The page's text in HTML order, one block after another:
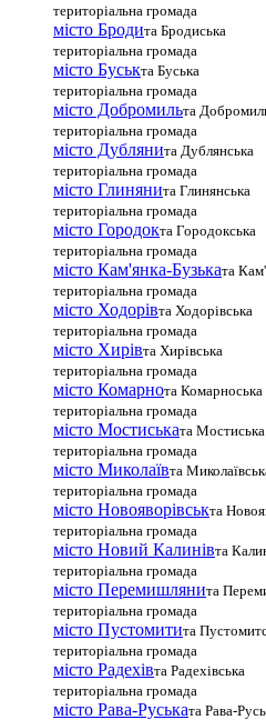
територіальна громада
місто Бродита Бродиська
територіальна громада
місто Буськта Буська
територіальна громада
місто Добромильта
територіальна громада
місто Дублянита Дублянська
територіальна громада
місто Глинянита Глинянська
територіальна громада
місто Городокта Городокська
територіальна громада
місто Кам'янка-Бузьката
територіальна громада
місто Ходорівта Ходорівська
територіальна громада
місто Хирівта Хирівська
територіальна громада
місто Комарнота Комарноська
територіальна громада
місто Мостиськата Мостиська
територіальна громада
місто Миколаївта
територіальна громада
місто Новояворівськта
територіальна громада
місто Новий Калинівта
територіальна громада
місто Перемишлянита
територіальна громада
місто Пустомитита
територіальна громада
місто Радехівта Радехівська
територіальна громада
місто Рава-Руськата Рава-